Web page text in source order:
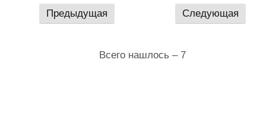
Предыдущая Следующая
Всего нашлось – 7